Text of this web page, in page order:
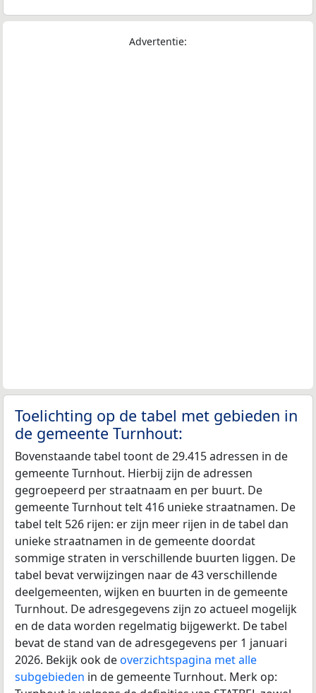
Advertentie:
Toelichting op de tabel met gebieden in
de gemeente Turnhout:
Bovenstaande tabel toont de 29.415 adressen in de
gemeente Turnhout. Hierbij zijn de adressen
gegroepeerd per straatnaam en per buurt. De
gemeente Turnhout telt 416 unieke straatnamen. De
tabel telt 526 rijen: er zijn meer rijen in de tabel dan
unieke straatnamen in de gemeente doordat
sommige straten in verschillende buurten liggen. De
tabel bevat verwijzingen naar de 43 verschillende
deelgemeenten, wijken en buurten in de gemeente
Turnhout. De adresgegevens zijn zo actueel mogelijk
en de data worden regelmatig bijgewerkt. De tabel
bevat de stand van de adresgegevens per 1 januari
2026. Bekijk ook deoverzichtspagina met alle
subgebieden in de gemeente Turnhout. Merk op: